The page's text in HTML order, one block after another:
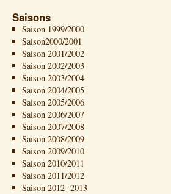
Saisons
Saison 1999/2000
Saison2000/2001
Saison 2001/2002
Saison 2002/2003
Saison 2003/2004
Saison 2004/2005
Saison 2005/2006
Saison 2006/2007
Saison 2007/2008
Saison 2008/2009
Saison 2009/2010
Saison 2010/2011
Saison 2011/2012
Saison 2012- 2013